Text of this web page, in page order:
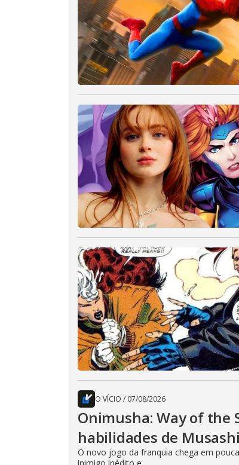
O VÍCIO / 07/08/2026
Onimusha: Way of the
habilidades de Musashi
O novo jogo da franquia chega em